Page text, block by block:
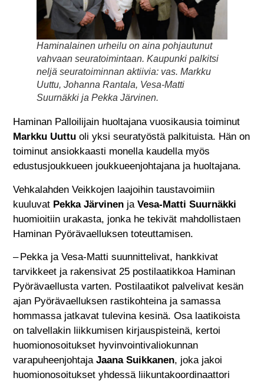
Haminalainen urheilu on aina pohjautunut
vahvaan seuratoimintaan. Kaupunki palkitsi
neljä seuratoiminnan aktiivia: vas. Markku
Uuttu, Johanna Rantala, Vesa-Matti
Suurnäkki ja Pekka Järvinen.
Haminan Palloilijain huoltajana vuosikausia toiminut
Markku Uuttu oli yksi seuratyöstä palkituista. Hän on
toiminut ansiokkaasti monella kaudella myös
edustusjoukkueen joukkueenjohtajana ja huoltajana.
Vehkalahden Veikkojen laajoihin taustavoimiin
kuuluvat Pekka Järvinen jaVesa-Matti Suurnäkki
huomioitiin urakasta, jonka he tekivät mahdollistaen
Haminan Pyörävaelluksen toteuttamisen.
– Pekka ja Vesa-Matti suunnittelivat, hankkivat
tarvikkeet ja rakensivat 25 postilaatikkoa Haminan
Pyörävaellusta varten. Postilaatikot palvelivat kesän
ajan Pyörävaelluksen rastikohteina ja samassa
hommassa jatkavat tulevina kesinä. Osa laatikoista
on talvellakin liikkumisen kirjauspisteinä, kertoi
huomionosoitukset hyvinvointivaliokunnan
varapuheenjohtajaJaana Suikkanen, joka jakoi
huomionosoitukset yhdessä liikuntakoordinaattori